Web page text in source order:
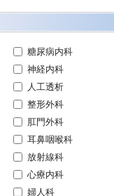
糖尿病内科
神経内科
人工透析
整形外科
肛門外科
耳鼻咽喉科
放射線科
心療内科
婦人科